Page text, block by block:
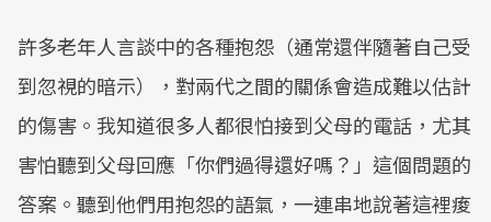
許多老年人言談中的各種抱怨（通常還伴隨著自己受
到忽視的暗示），對兩代之間的關係會造成難以估計
的傷害。我知道很多人都很怕接到父母的電話，尤其
害怕聽到父母回應「你們過得還好嗎？」這個問題的
答案。聽到他們用抱怨的語氣，一連串地說著這裡痠